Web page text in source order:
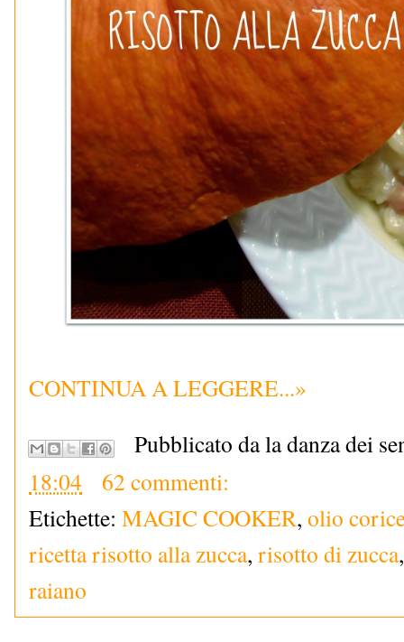
CONTINUA A LEGGERE...»
Pubblicato da la danza dei
18:04
62 commenti:
Etichette: MAGIC COOKER, olio
ricetta risotto alla zucca, risotto di zucca
raiano